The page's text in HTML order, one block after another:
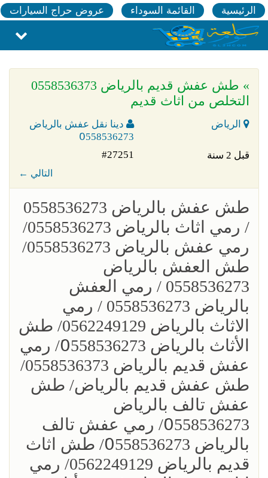
الرئيسية القائمة السوداء عروض حراج السيارات
» طش عفش قديم بالرياض 0558536373
التخلص من اثاث قديم
الرياض
دينا نقل عفش بالرياض
0َ558536273
قبل 2 سنة
#27251
← التالي
طش عفش بالرياض 0558536273
/ رمي اثاث بالرياض 0558536273/
رمي عفش بالرياض 0558536273/
طش العفش بالرياض
0558536273 / رمي العفش
بالرياض 0558536273 / رمي
الاثاث بالرياض 0562249129/ طش
الأثاث بالرياض 0َ558536273/ رمي
عفش قديم بالرياض 0558536373/
طش عفش قديم بالرياض/ طش
عفش تالف بالرياض
0َ558536273/ رمي عفش تالف
بالرياض 0َ558536273/ طش اثاث
قديم بالرياض 0562249129/ رمي